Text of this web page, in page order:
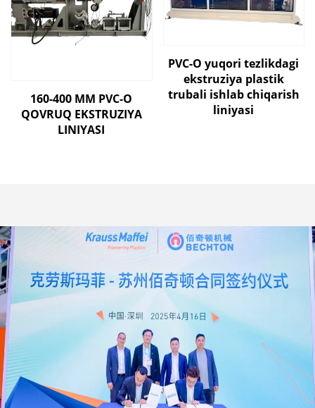
160-400 MM PVC-O
QOVRUQ EKSTRUZIYA
LINIYASI
PVC-O yuqori tezlikdagi
ekstruziya plastik
trubali ishlab chiqarish
liniyasi